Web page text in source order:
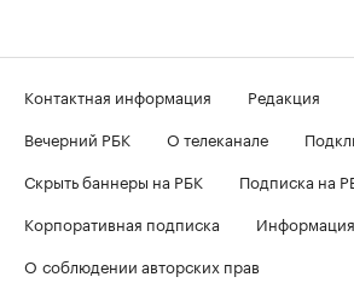
Контактная информация Редакция
Вечерний РБК
О телеканале
Скрыть баннеры на РБК
Подписка на
Корпоративная подписка
О соблюдении авторских прав